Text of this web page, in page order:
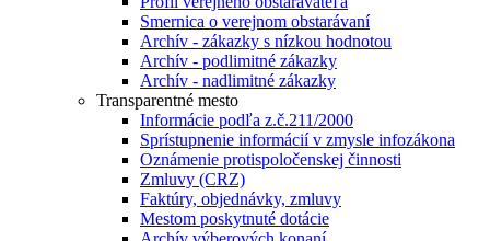
Smernica o verejnom obstarávaní
Archív - zákazky s nízkou hodnotou
Archív - podlimitné zákazky
Archív - nadlimitné zákazky
Transparentné mesto
Informácie podľa z.č.211/2000
Sprístupnenie informácií v zmysle infozákona
Oznámenie protispoločenskej činnosti
Zmluvy (CRZ)
Faktúry, objednávky, zmluvy
Mestom poskytnuté dotácie